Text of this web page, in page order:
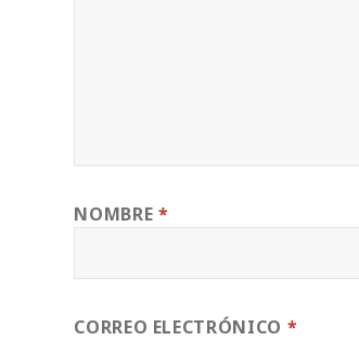
NOMBRE *
CORREO ELECTRÓNICO *